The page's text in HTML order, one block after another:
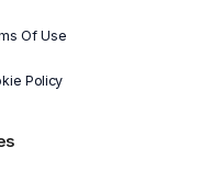
Of Use
Policy